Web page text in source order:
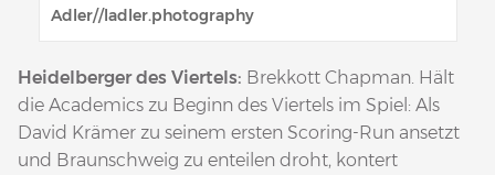
Adler//ladler.photography
Heidelberger des Viertels: Brekkott Chapman. Hält
die Academics zu Beginn des Viertels im Spiel: Als
David Krämer zu seinem ersten Scoring-Run ansetzt
und Braunschweig zu enteilen droht, kontert